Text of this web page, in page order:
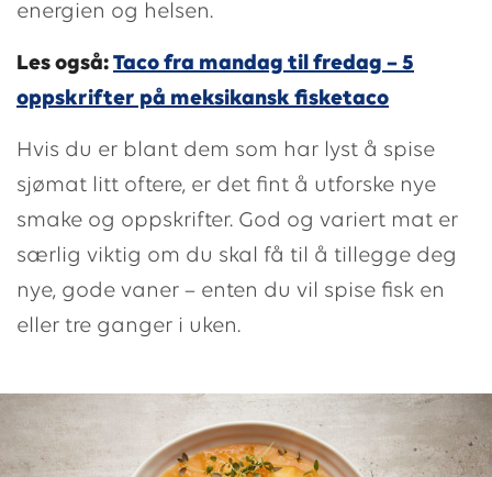
energien og helsen.
Les også: Taco fra mandag til fredag – 5
oppskrifter på meksikansk fisketaco
Hvis du er blant dem som har lyst å spise
sjømat litt oftere, er det fint å utforske nye
smake og oppskrifter. God og variert mat er
særlig viktig om du skal få til å tillegge deg
nye, gode vaner – enten du vil spise fisk en
eller tre ganger i uken.